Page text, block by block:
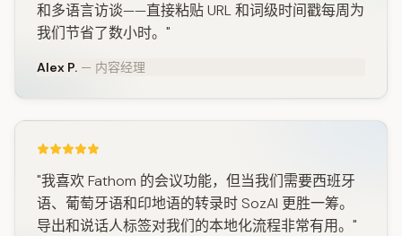
和多语言访谈——直接粘贴 URL 和词级时间戳每周为
我们节省了数小时。"
Alex P. — 内容经理
"我喜欢 Fathom 的会议功能，但当我们需要西班牙
语、葡萄牙语和印地语的转录时 SozAI 更胜一筹。
导出和说话人标签对我们的本地化流程非常有用。"